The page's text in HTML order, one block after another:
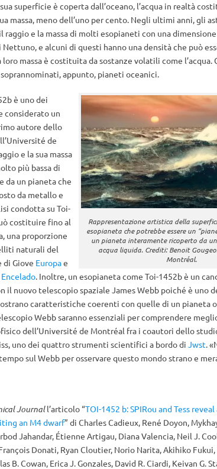
superficie è coperta dall’oceano, l’acqua in realtà
massa, meno dell’uno per cento. Negli ultimi anni, gli
e la massa di molti esopianeti con una
e alcuni di questi hanno una densità che può
massa è costituita da sostanze volatili come
appunto, pianeti oceanici.
Rappresentazione artistica della
esopianeta che potrebbe essere un
un pianeta interamente ricoperto da
acqua liquida. Crediti: Benoit
Montréal.
è uno dei
considerato un
autore dello
de
e la sua massa
più bassa di
da un pianeta che
da metallo e
condotta su Toi-
costituire fino al
una proporzione
naturali del
di Giove Europae
Encelado. Inoltre, un esopianeta come Toi-1452b è un
il nuovo telescopio spaziale James Webb poiché è uno
caratteristiche coerenti con quelle di un pianeta
Webb saranno essenziali per comprendere
dell’Université de Montréal fra i coautori dello
uno dei quattro strumenti scientifici a bordo di Jwst.
sul Webb per osservare questo mondo strano e
Journall’articolo “TOI-1452 b: SPIRou and Tess
an M4 dwarf” di Charles Cadieux, René Doyon,
Jahandar, Étienne Artigau, Diana Valencia, Neil J.
Donati, Ryan Cloutier, Norio Narita, Akihiko
B. Cowan, Erica J. Gonzales, David R. Ciardi, Keivan G.